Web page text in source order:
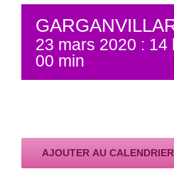
23 mars 2020 : 14
00 min
AJOUTER AU CALENDRIER